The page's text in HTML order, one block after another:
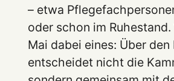
– etwa
oder schon im
Mai dabei eines: Über den
entscheidet nicht die